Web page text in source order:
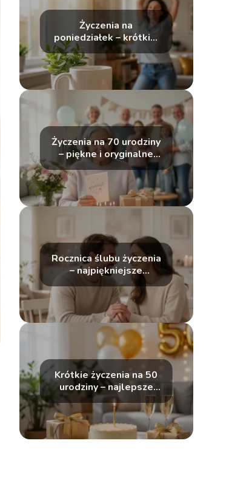
Życzenia na
poniedziałek – krótkie,
wesołe i motywujące
Życzenia na 70 urodziny
– piękne i oryginalne
przykłady
Rocznica ślubu życzenia
– najpiękniejsze
inspiracje
Krótkie życzenia na 50
urodziny – najlepsze
pomysły